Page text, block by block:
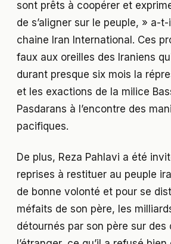
sont prêts à coopérer et
de s’aligner sur le peuple, » a-
chaine Iran International. Ces
faux aux oreilles des Iraniens
durant presque six mois la
et les exactions de la milice
Pasdarans à l’encontre des
pacifiques.
De plus, Reza Pahlavi a été
reprises à restituer au peuple
de bonne volonté et pour se
méfaits de son père, les
détournés par son père sur des